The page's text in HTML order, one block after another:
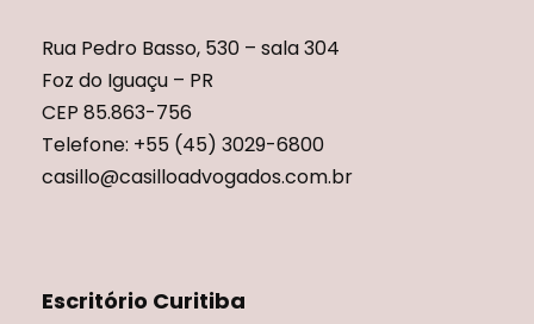
Rua Pedro Basso, 530 – sala 304
Foz do Iguaçu – PR
CEP 85.863-756
Telefone: +55 (45) 3029-6800
casillo@casilloadvogados.com.br
Escritório Curitiba